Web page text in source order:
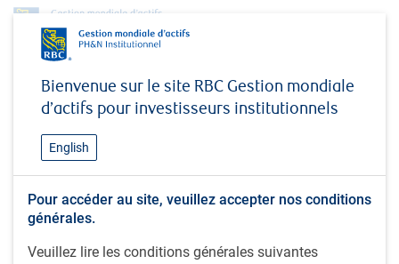
Bienvenue sur le site RBC Gestion mondiale
d’actifs pour investisseurs institutionnels
English
Pour accéder au site, veuillez accepter nos conditions
générales.
Veuillez lire les conditions générales suivantes
Brad Willock, CFA
Premier directeur général et premier
américaines, RBC Gestion mondiale d'actifs
Inc.